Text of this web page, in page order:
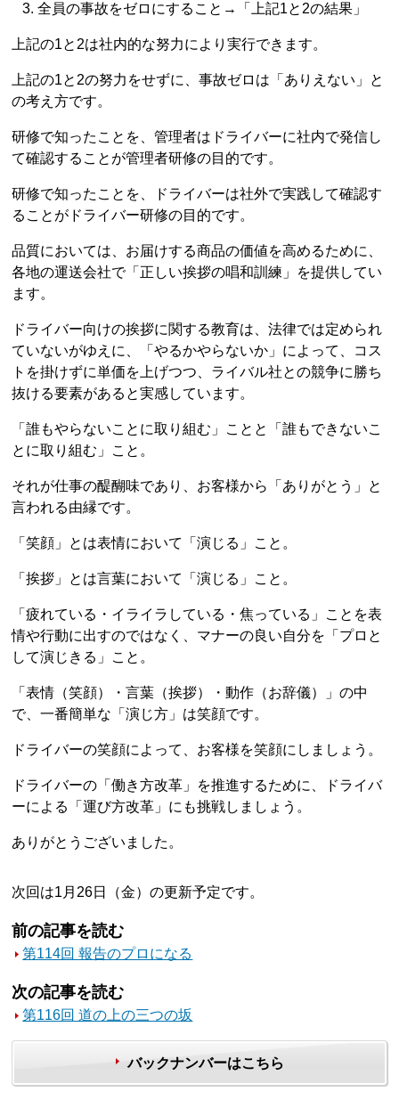
全員の事故をゼロにすること→「上記1と2の結果」
上記の1と2は社内的な努力により実行できます。
上記の1と2の努力をせずに、事故ゼロは「ありえない」と
の考え方です。
研修で知ったことを、管理者はドライバーに社内で発信し
て確認することが管理者研修の目的です。
研修で知ったことを、ドライバーは社外で実践して確認す
ることがドライバー研修の目的です。
品質においては、お届けする商品の価値を高めるために、
各地の運送会社で「正しい挨拶の唱和訓練」を提供してい
ます。
ドライバー向けの挨拶に関する教育は、法律では定められ
ていないがゆえに、「やるかやらないか」によって、コス
トを掛けずに単価を上げつつ、ライバル社との競争に勝ち
抜ける要素があると実感しています。
「誰もやらないことに取り組む」ことと「誰もできないこ
とに取り組む」こと。
それが仕事の醍醐味であり、お客様から「ありがとう」と
言われる由縁です。
「笑顔」とは表情において「演じる」こと。
「挨拶」とは言葉において「演じる」こと。
「疲れている・イライラしている・焦っている」ことを表
情や行動に出すのではなく、マナーの良い自分を「プロと
して演じきる」こと。
「表情（笑顔）・言葉（挨拶）・動作（お辞儀）」の中
で、一番簡単な「演じ方」は笑顔です。
ドライバーの笑顔によって、お客様を笑顔にしましょう。
ドライバーの「働き方改革」を推進するために、ドライバ
ーによる「運び方改革」にも挑戦しましょう。
ありがとうございました。
次回は1月26日（金）の更新予定です。
前の記事を読む
第114回 報告のプロになる
次の記事を読む
第116回 道の上の三つの坂
バックナンバーはこちら